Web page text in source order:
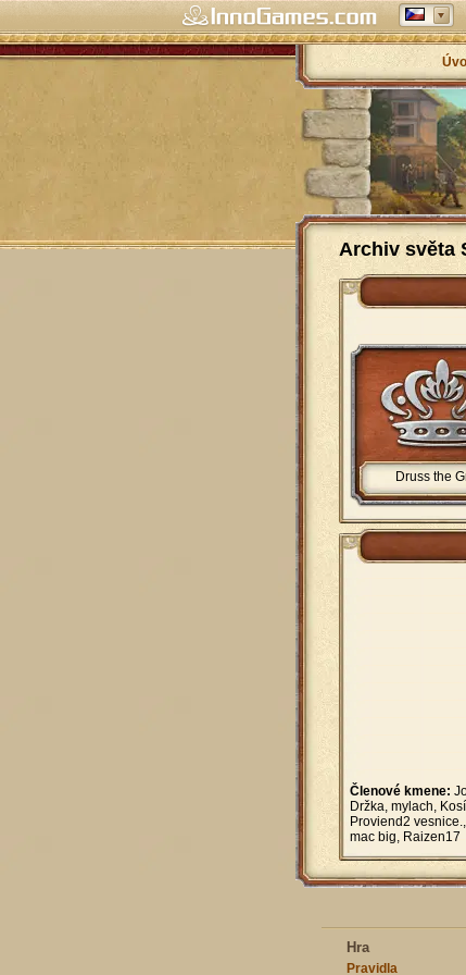
Archiv světa
Druss the
Členové kmene:
Držka, mylach,
Proviend2
mac big, Raizen17
Hra
Pravidla